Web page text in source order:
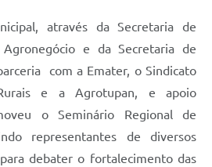
através da Secretaria de
e da Secretaria de
com a Emater, o Sindicato
e a Agrotupan, e apoio
o Seminário Regional de
representantes de diversos
debater o fortalecimento das